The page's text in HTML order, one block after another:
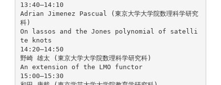
13:40–14:10
Adrian Jimenez Pascual (東京大学大学院数理科学研究
科)
On lassos and the Jones polynomial of satelli
te knots
14:20–14:50
野崎 雄太 (東京大学大学院数理科学研究科)
An extension of the LMO functor
15:00–15:30